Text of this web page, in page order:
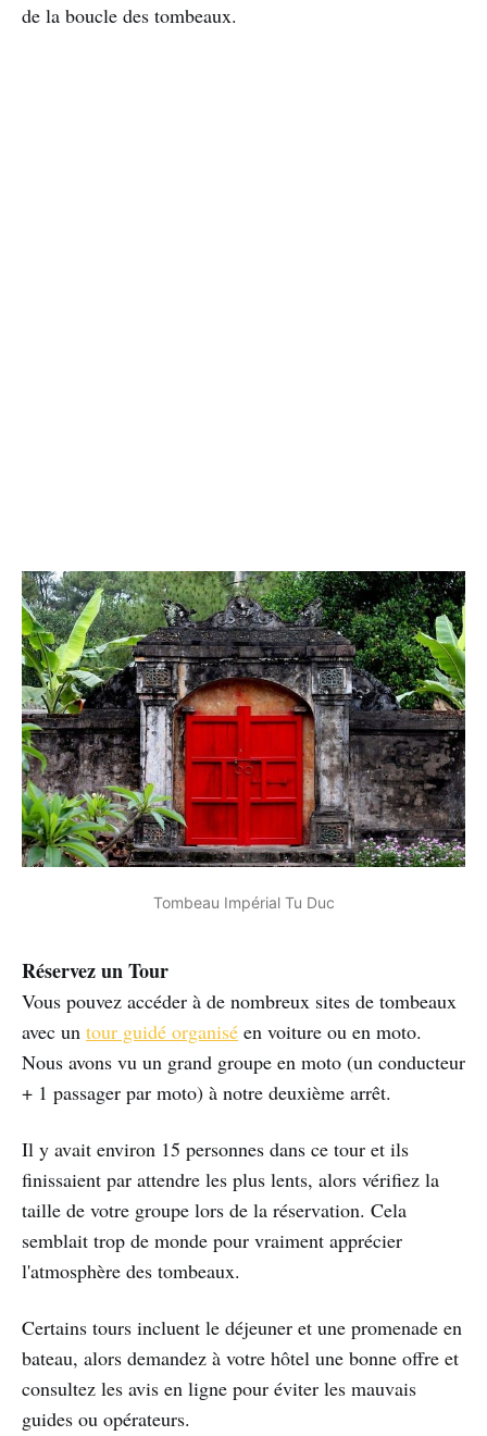
de la boucle des tombeaux.
Tombeau Impérial Tu Duc
Réservez un Tour
Vous pouvez accéder à de nombreux sites de tombeaux
avec un tour guidé organisé en voiture ou en moto.
Nous avons vu un grand groupe en moto (un conducteur
+ 1 passager par moto) à notre deuxième arrêt.
Il y avait environ 15 personnes dans ce tour et ils
finissaient par attendre les plus lents, alors vérifiez la
taille de votre groupe lors de la réservation. Cela
semblait trop de monde pour vraiment apprécier
l'atmosphère des tombeaux.
Certains tours incluent le déjeuner et une promenade en
bateau, alors demandez à votre hôtel une bonne offre et
consultez les avis en ligne pour éviter les mauvais
guides ou opérateurs.